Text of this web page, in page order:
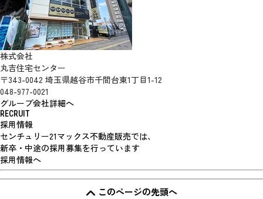
株式会社
丸吉住宅センター
〒343-0042 埼玉県越谷市千間台東1丁目1-12
048-977-0021
グループ会社詳細へ
RECRUIT
採用情報
センチュリー21マックス不動産販売では、
新卒・中途の採用募集を行っています
採用情報へ
このページの先頭へ